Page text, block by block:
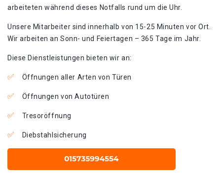
arbeiteten während dieses Notfalls rund um die Uhr.
Unsere Mitarbeiter sind innerhalb von 15-25 Minuten vor Ort.
Wir arbeiten an Sonn- und Feiertagen – 365 Tage im Jahr.
Diese Dienstleistungen bieten wir an:
Öffnungen aller Arten von Türen
Öffnungen von Autotüren
Tresoröffnung
Diebstahlsicherung